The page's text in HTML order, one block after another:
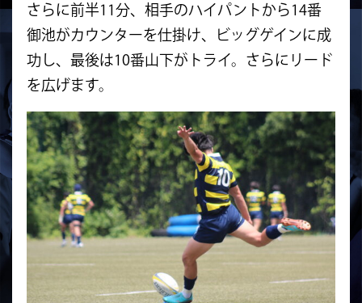
さらに前半11分、相手のハイパントから14番
御池がカウンターを仕掛け、ビッグゲインに成
功し、最後は10番山下がトライ。さらにリード
を広げます。